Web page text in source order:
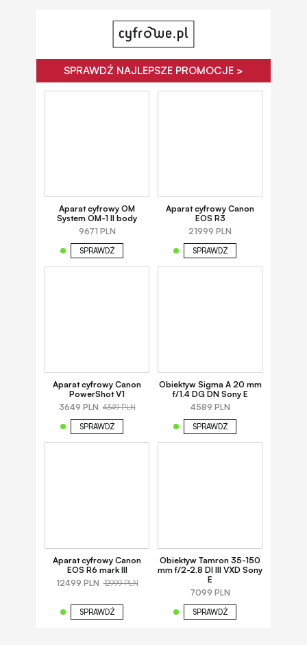
SPRAWDŹ NAJLEPSZE PROMOCJE >
Aparat cyfrowy OM
System OM-1 II body
9671 PLN
SPRAWDŹ
Aparat cyfrowy Canon
EOS R3
21999 PLN
SPRAWDŹ
Aparat cyfrowy Canon
PowerShot V1
3649 PLN 4349 PLN
SPRAWDŹ
Obiektyw Sigma A 20 mm
f/1.4 DG DN Sony E
4589 PLN
SPRAWDŹ
Aparat cyfrowy Canon
EOS R6 mark III
12499 PLN 12999 PLN
SPRAWDŹ
Obiektyw Tamron 35-150
mm f/2-2.8 DI III VXD Sony
E
7099 PLN
SPRAWDŹ